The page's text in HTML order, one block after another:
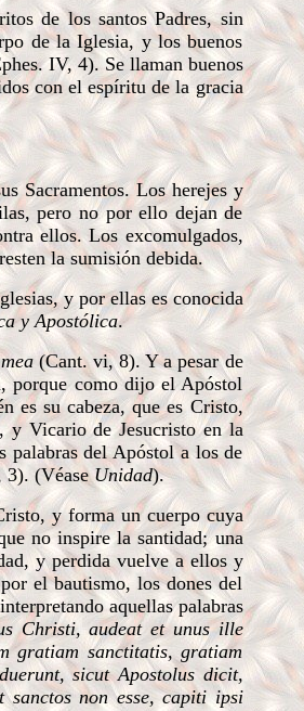
de los santos Padres, sin
de la Iglesia, y los buenos
IV, 4). Se llaman buenos
con el espíritu de la gracia
Sacramentos. Los herejes y
pero no por ello dejan de
ellos. Los excomulgados,
la sumisión debida.
y por ellas es conocida
y Apostólica.
(Cant. vi, 8). Y a pesar de
porque como dijo el Apóstol
es su cabeza, que es Cristo,
y Vicario de Jesucristo en la
palabras del Apóstol a los de
3). (VéaseUnidad).
y forma un cuerpo cuya
no inspire la santidad; una
y perdida vuelve a ellos y
el bautismo, los dones del
aquellas palabras
Christi, audeat et unus ille
gratiam sanctitatis, gratiam
sicut Apostolus dicit,
non esse, capiti ipsi